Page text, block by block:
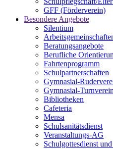
GFF (Förderverein)
Besondere Angebote
Silentium
Beratungsangebote
Berufliche
Fahrtenprogramm
Schulpartnerschaften
Gymnasial-
Gymnasial-Turnverein
Bibliotheken
Cafeteria
Mensa
Schulsanitätsdienst
Veranstaltungs-AG
Schulgottesdienst